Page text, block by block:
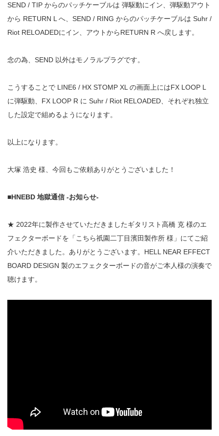
SEND / TIP からのパッチケーブルは 弾駆動にイン、弾駆動アウト
から RETURN L へ、SEND / RING からのパッチケーブルは Suhr /
Riot RELOADEDにイン、アウトからRETURN R へ戻します。
念の為、SEND 以外はモノラルプラグです。
こうすることで LINE6 / HX STOMP XL の画面上にはFX LOOP L
に弾駆動、FX LOOP R に Suhr / Riot RELOADED、それぞれ独立
した設定で組めるようになります。
以上になります。
大塚 浩史 様、今回もご依頼ありがとうございました！
■HNEBD 地獄通信 -お知らせ-
★ 2022年に製作させていただきましたギタリスト高橋 克 様のエ
フェクターボードを「こちら祇園二丁目濱田製作所 様」にてご紹
介いただきました。ありがとうございます。HELL NEAR EFFECT
BOARD DESIGN 製のエフェクターボードの音がご本人様の演奏で
聴けます。